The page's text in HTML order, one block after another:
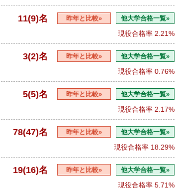
11(9)名 昨年と比較» 他大学合格一覧»
現役合格率 2.21%
3(2)名 昨年と比較» 他大学合格一覧»
現役合格率 0.76%
5(5)名 昨年と比較» 他大学合格一覧»
現役合格率 2.17%
78(47)名 昨年と比較» 他大学合格一覧»
現役合格率 18.29%
19(16)名 昨年と比較» 他大学合格一覧»
現役合格率 5.71%